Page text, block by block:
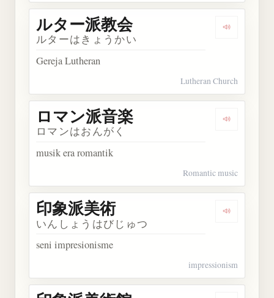
Dengarkan
ルター派教会
ルターはきょうかい
Gereja Lutheran
Lutheran Church
Dengarkan
ロマン派音楽
ロマンはおんがく
musik era romantik
Romantic music
Dengarkan
印象派美術
いんしょうはびじゅつ
seni impresionisme
impressionism